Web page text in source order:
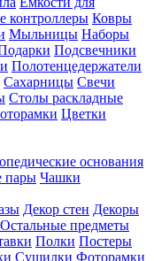
контроллеры Ковры
Мыльницы Наборы
Подсвечники
Полотенцедержатели
Сахарницы Свечи
Столы раскладные
Цветки
основания
пары Чашки
Декор стен Декоры
Остальные предметы
Полки Постеры
Сушилки Фоторамки